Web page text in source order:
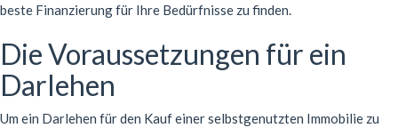
beste Finanzierung für Ihre Bedürfnisse zu finden.
Die Voraussetzungen für ein
Darlehen
Um ein Darlehen für den Kauf einer selbstgenutzten Immobilie zu